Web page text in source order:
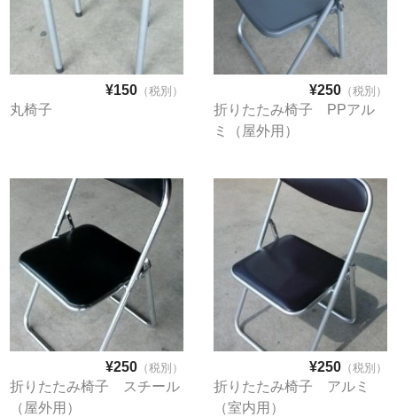
¥150（税別）
丸椅子
¥250（税別）
折りたたみ椅子 PPアル
ミ（屋外用）
¥250（税別）
折りたたみ椅子 スチール
（屋外用）
¥250（税別）
折りたたみ椅子 アルミ
（室内用）